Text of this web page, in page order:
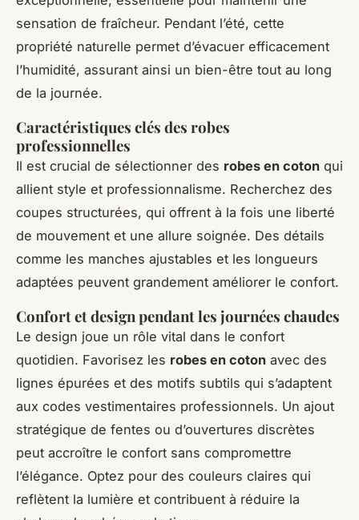
sensation de fraîcheur. Pendant l’été, cette
propriété naturelle permet d’évacuer efficacement
l’humidité, assurant ainsi un bien-être tout au long
de la journée.
Caractéristiques clés des robes
professionnelles
Il est crucial de sélectionner des robes en coton qui
allient style et professionnalisme. Recherchez des
coupes structurées, qui offrent à la fois une liberté
de mouvement et une allure soignée. Des détails
comme les manches ajustables et les longueurs
adaptées peuvent grandement améliorer le confort.
Confort et design pendant les journées chaudes
Le design joue un rôle vital dans le confort
quotidien. Favorisez les robes en coton avec des
lignes épurées et des motifs subtils qui s’adaptent
aux codes vestimentaires professionnels. Un ajout
stratégique de fentes ou d’ouvertures discrètes
peut accroître le confort sans compromettre
l’élégance. Optez pour des couleurs claires qui
reflètent la lumière et contribuent à réduire la